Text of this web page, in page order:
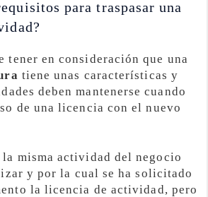
para traspasar una
tener en consideración que una
tiene unas características y
deben mantenerse cuando
de una licencia con el nuevo
la misma actividad del negocio
y por la cual se ha solicitado
la licencia de actividad, pero